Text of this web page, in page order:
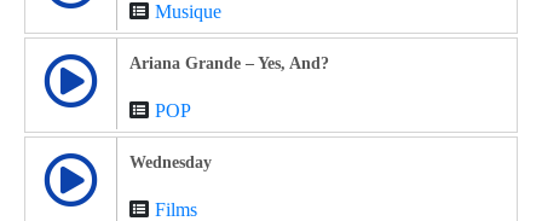
Musique
Ariana Grande – Yes, And?
POP
Wednesday
Films